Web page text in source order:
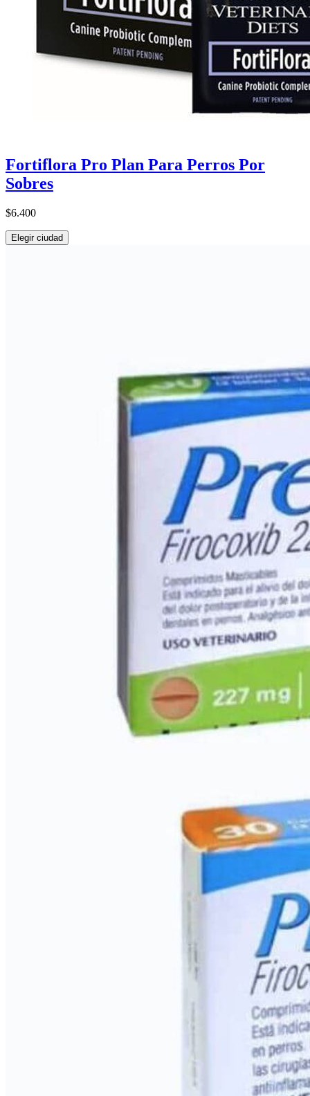
Fortiflora Pro Plan Para Perros Por
Sobres
$6.400
Elegir ciudad